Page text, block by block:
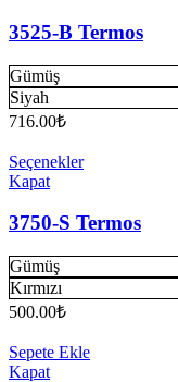
3525-B Termos
Gümüş
Siyah
716.00₺
Seçenekler
Kapat
3750-S Termos
Gümüş
Kırmızı
500.00₺
Sepete Ekle
Kapat